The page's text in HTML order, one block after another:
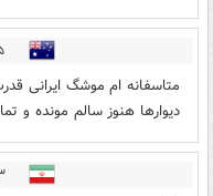
متاسفانه ام موشگ ایرانی
دیوارها هنوز سالم مونده و